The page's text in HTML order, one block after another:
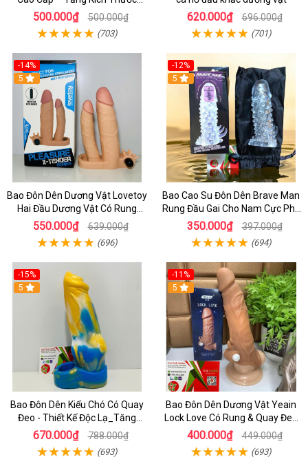
Dương Vật 3cm Cho Nam
500.000₫ 500.000₫
(703)
620.000₫ 696.000₫
(701)
-14%
5
Bao Đôn Dên Dương Vật Lovetoy
Hai Đầu Dương Vật Có Rung
Nhánh - dochoijapan.com
550.000₫ 639.000₫
(696)
-12%
5
Bao Cao Su Đôn Dên Brave Man
Rung Đầu Gai Cho Nam Cực Phê
Tăng 4cm
350.000₫ 397.000₫
(694)
-15%
5
Bao Đôn Dên Kiểu Chó Có Quay
Đeo - Thiết Kế Độc Lạ_Tăng
Khoái Cảm Cực Đỉnh
670.000₫ 788.000₫
(693)
-11%
5
Bao Đôn Dên Dương Vật Yeain
Lock Love Có Rung & Quay Đeo
Đôn To Dương Vật Cho Nam
400.000₫ 449.000₫
(693)